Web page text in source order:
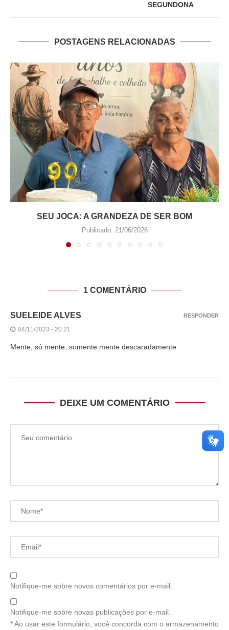
SEGUNDONA
POSTAGENS RELACIONADAS
SEU JOCA: A GRANDEZA DE SER BOM
Publicado: 21/06/2026
1 COMENTÁRIO
SUELEIDE ALVES
04/11/2023 - 20:21
Mente, só mente, somente mente descaradamente
RESPONDER
DEIXE UM COMENTÁRIO
Notifique-me sobre novos comentários por e-mail.
Notifique-me sobre novas publicações por e-mail.
* Ao usar este formulário, você concorda com o armazenamento